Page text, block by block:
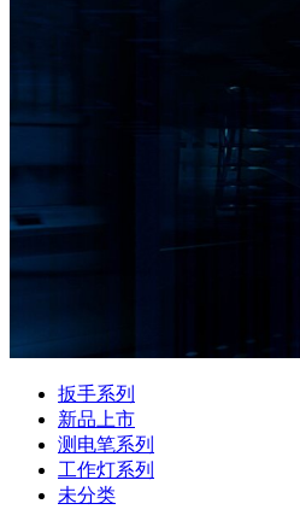
扳手系列
新品上市
测电笔系列
工作灯系列
未分类